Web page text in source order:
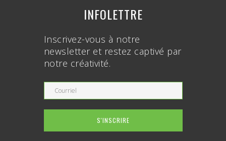
INFOLETTRE
Inscrivez-vous à notre
newsletter et restez captivé par
notre créativité.